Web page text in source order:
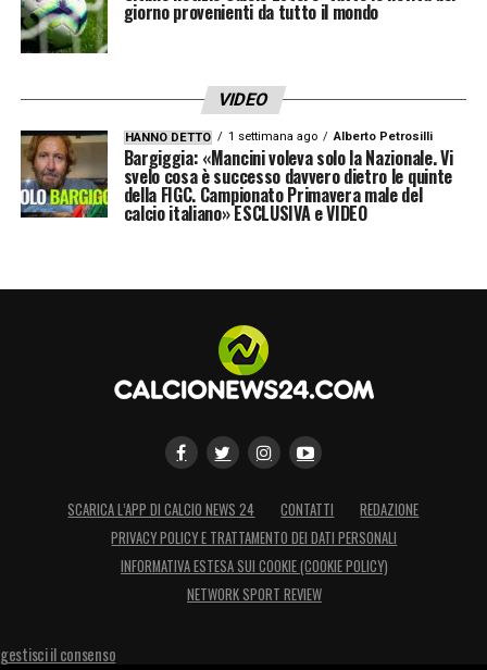
giorno provenienti da tutto il mondo
VIDEO
HANNO DETTO 1 settimana ago Alberto Petrosilli
Bargiggia: «Mancini voleva solo la Nazionale. Vi
svelo cosa è successo davvero dietro le quinte
della FIGC. Campionato Primavera male del
calcio italiano» ESCLUSIVA e VIDEO
SCARICA L’APP DI CALCIO NEWS 24 CONTATTI
REDAZIONE
PRIVACY POLICY E TRATTAMENTO DEI DATI PERSONALI
INFORMATIVA ESTESA SUI COOKIE (COOKIE POLICY)
NETWORK SPORT REVIEW
gestisci il consenso